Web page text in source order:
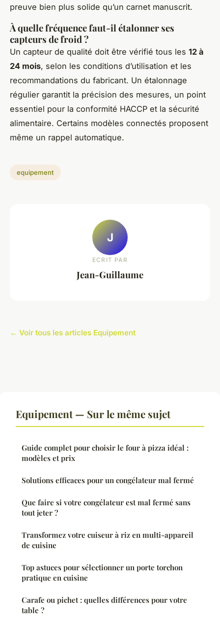
preuve bien plus solide qu’un carnet manuscrit.
À quelle fréquence faut-il étalonner ses
capteurs de froid ?
Un capteur de qualité doit être vérifié tous les 12 à
24 mois, selon les conditions d’utilisation et les
recommandations du fabricant. Un étalonnage
régulier garantit la précision des mesures, un point
essentiel pour la conformité HACCP et la sécurité
alimentaire. Certains modèles connectés proposent
même un rappel automatique.
equipement
J
ECRIT PAR
Jean-Guillaume
← Voir tous les articles Equipement
Equipement — Sur le même sujet
Guide complet pour choisir le four à pizza idéal :
modèles et prix
Solutions efficaces pour un congélateur mal fermé
Que faire si votre congélateur est mal fermé sans
tout jeter ?
Transformez votre cuiseur à riz en multi-appareil
de cuisine
Top astuces pour sélectionner un porte torchon
pratique en cuisine
Carafe ou pichet : quelles différences pour votre
table ?